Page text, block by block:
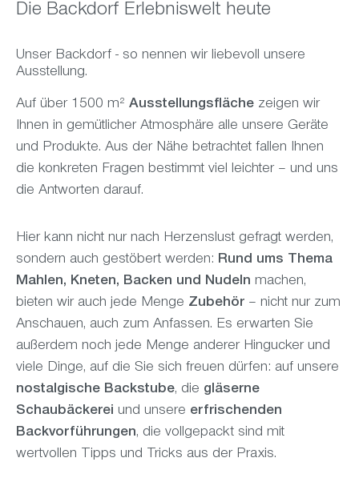
Die Backdorf Erlebniswelt heute
Unser Backdorf - so nennen wir liebevoll unsere
Ausstellung.
Auf über 1500 m² Ausstellungsfläche zeigen wir
Ihnen in gemütlicher Atmosphäre alle unsere Geräte
und Produkte. Aus der Nähe betrachtet fallen Ihnen
die konkreten Fragen bestimmt viel leichter – und uns
die Antworten darauf.
Hier kann nicht nur nach Herzenslust gefragt werden,
sondern auch gestöbert werden: Rund ums Thema
Mahlen, Kneten, Backen und Nudeln machen,
bieten wir auch jede Menge Zubehör – nicht nur zum
Anschauen, auch zum Anfassen. Es erwarten Sie
außerdem noch jede Menge anderer Hingucker und
viele Dinge, auf die Sie sich freuen dürfen: auf unsere
nostalgische Backstube, die gläserne
Schaubäckerei und unsere erfrischenden
Backvorführungen, die vollgepackt sind mit
wertvollen Tipps und Tricks aus der Praxis.